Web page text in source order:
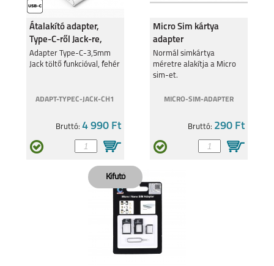
Átalakító adapter,
Type-C-ről Jack-re,
Fehér
Adapter Type-C-3,5mm
Jack töltő funkcióval, fehér
ADAPT-TYPEC-JACK-CH1
Bruttó: 4 990 Ft
Micro Sim kártya
adapter
Normál simkártya
méretre alakítja a Micro
sim-et.
MICRO-SIM-ADAPTER
Bruttó: 290 Ft